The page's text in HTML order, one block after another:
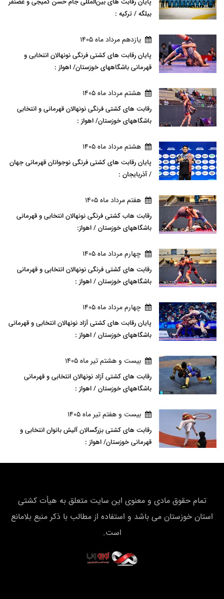
بیلگه / ترکیه :
يازدهم مرداد ماه 1405
پایان رقابت های کشتی فرنگی نونهالان انتخابی و
قهرمانی باشگاههای خوزستان/ اهواز :
هشتم مرداد ماه 1405
رقابت های کشتی فرنگی نونهالان قهرمانی و انتخابی
باشگاههای خوزستان/ اهواز :
هشتم مرداد ماه 1405
پایان رقابت های کشتی فرنگی نوجوانان قهرمانی جهان
/ آذربایجان :
هفتم مرداد ماه 1405
رقابت هاب کشتی فرنگی نونهالان انتخابی و قهرمانی
باشگاههای خوزستان / اهواز:
چهارم مرداد ماه 1405
رقابت های کشتی فرنگی نونهالان انتخابی و قهرمانی
باشگاههای خوزستان / اهواز :
چهارم مرداد ماه 1405
پایان رقابت های کشتی آزاد نونهالان انتخابی و قهرمانی
باشگاههای خوزستان / اهواز :
بيست و هشتم تير ماه 1405
رقابت های کشتی آزاد نونهالان انتخابی و قهرمانی
باشگاههای خوزستان / اهواز :
بيست و هفتم تير ماه 1405
رقابت های کشتی بزرگسالان آلیش بانوان انتخابی و
قهرمانی خوزستان/ اهواز :
تمام حقوق مادی و معنوی این سایت متعلق به هیأت كشتی
استان خوزستان می باشد و استفاده از مطالب با ذکر منبع بلامانع
است.